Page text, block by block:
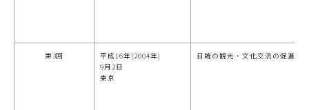
第3回
平成16年(2004年)
9月2日
東京
日韓の観光・文化交流の促進に